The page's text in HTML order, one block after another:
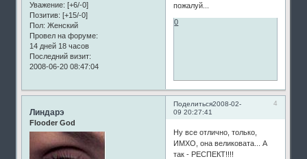
Уважение: [+6/-0]
Позитив: [+15/-0]
Пол: Женский
Провел на форуме:
14 дней 18 часов
Последний визит:
2008-06-20 08:47:04
пожалуй...
0
Поделиться 4
2008-02-
09 20:27:41
Линдарэ
Flooder God
Ну все отлично, только,
ИМХО, она великовата... А
так - РЕСПЕКТ!!!!